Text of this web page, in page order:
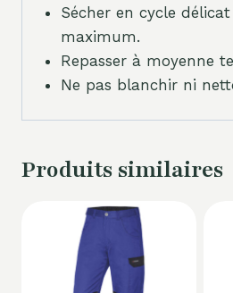
Sécher en cycle délicat
maximum.
Repasser à moyenne
Ne pas blanchir ni
Produits similaires